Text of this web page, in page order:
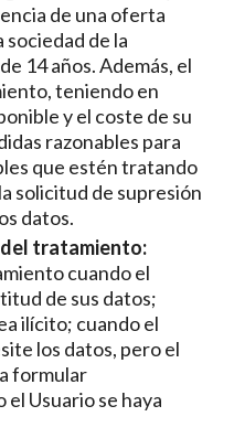
de una oferta
de la
14 años. Además, el
teniendo en
y el coste de su
razonables para
que estén tratando
solicitud de supresión
datos.
tratamiento:
cuando el
de sus datos;
ilícito; cuando el
los datos, pero el
formular
Usuario se haya